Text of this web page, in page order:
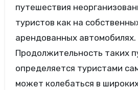
путешествия
туристов как на
арендованных автомобилях.
Продолжительность таких
определяется туристами
может колебаться в